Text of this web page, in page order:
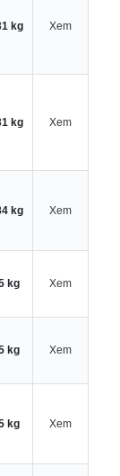
kg Xem
kg Xem
kg Xem
kg Xem
kg Xem
kg Xem